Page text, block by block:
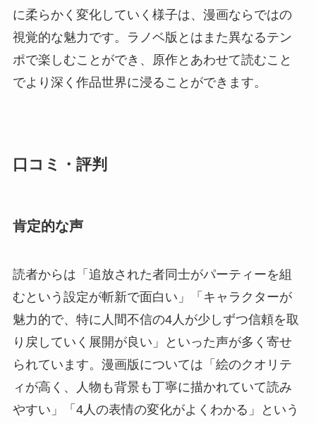
に柔らかく変化していく様子は、漫画ならではの
視覚的な魅力です。ラノベ版とはまた異なるテン
ポで楽しむことができ、原作とあわせて読むこと
でより深く作品世界に浸ることができます。
口コミ・評判
肯定的な声
読者からは「追放された者同士がパーティーを組
むという設定が斬新で面白い」「キャラクターが
魅力的で、特に人間不信の4人が少しずつ信頼を取
り戻していく展開が良い」といった声が多く寄せ
られています。漫画版については「絵のクオリテ
ィが高く、人物も背景も丁寧に描かれていて読み
やすい」「4人の表情の変化がよくわかる」という